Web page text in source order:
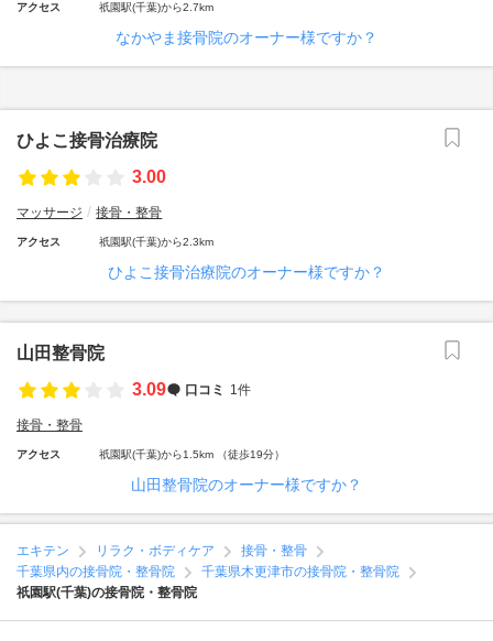
アクセス 祇園駅(千葉)から2.7km
なかやま接骨院のオーナー様ですか？
ひよこ接骨治療院
3.00
マッサージ 接骨・整骨
アクセス 祇園駅(千葉)から2.3km
ひよこ接骨治療院のオーナー様ですか？
山田整骨院
3.09
口コミ 1件
接骨・整骨
アクセス 祇園駅(千葉)から1.5km （徒歩19分）
山田整骨院のオーナー様ですか？
エキテン リラク・ボディケア
接骨・整骨
千葉県内の接骨院・整骨院
千葉県木更津市の接骨院・整骨院
祇園駅(千葉)の接骨院・整骨院